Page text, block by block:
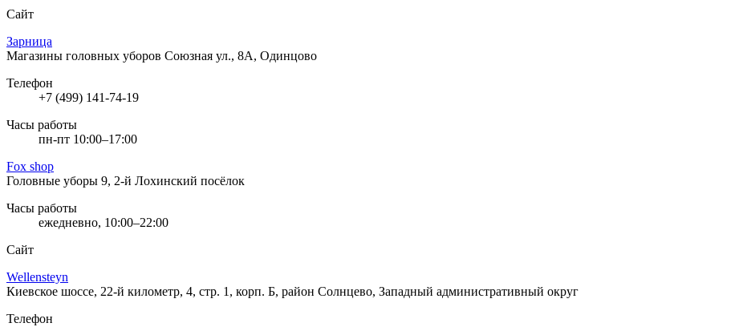
Сайт
Зарница
Магазины головных уборов Союзная ул., 8А, Одинцово
Телефон
+7 (499) 141-74-19
Часы работы
пн-пт 10:00–17:00
Fox shop
Головные уборы 9, 2-й Лохинский посёлок
Часы работы
ежедневно, 10:00–22:00
Сайт
Wellensteyn
Киевское шоссе, 22-й километр, 4, стр. 1, корп. Б, район Солнцево, Западный административный округ
Телефон